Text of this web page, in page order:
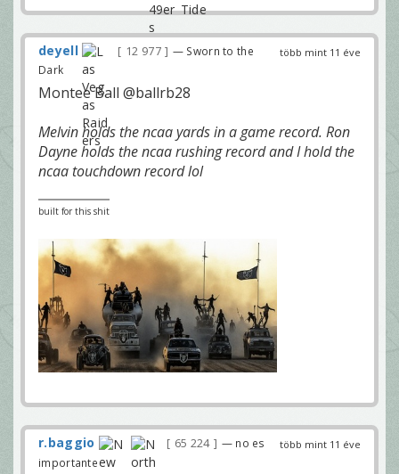
több mint 11 éve
deyell 12 977
— Sworn to the
Dark
Montee Ball ‏@ballrb28
Melvin holds the ncaa yards in a game record. Ron
Dayne holds the ncaa rushing record and I hold the
ncaa touchdown record lol
built for this shit
több mint 11 éve
r.baggio 65 224
— no es
importante